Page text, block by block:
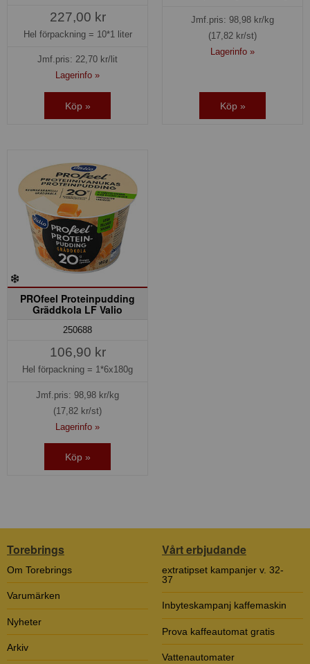
227,00 kr
Hel förpackning = 10*1 liter
Jmf.pris: 22,70 kr/lit
Lagerinfo »
Köp »
Jmf.pris: 98,98 kr/kg
(17,82 kr/st)
Lagerinfo »
Köp »
PROfeel Proteinpudding
Gräddkola LF Valio
250688
106,90 kr
Hel förpackning = 1*6x180g
Jmf.pris: 98,98 kr/kg
(17,82 kr/st)
Lagerinfo »
Köp »
Torebrings
Om Torebrings
Varumärken
Nyheter
Arkiv
Vårt erbjudande
extratipset kampanjer v. 32-
37
Inbyteskampanj kaffemaskin
Prova kaffeautomat gratis
Vattenautomater